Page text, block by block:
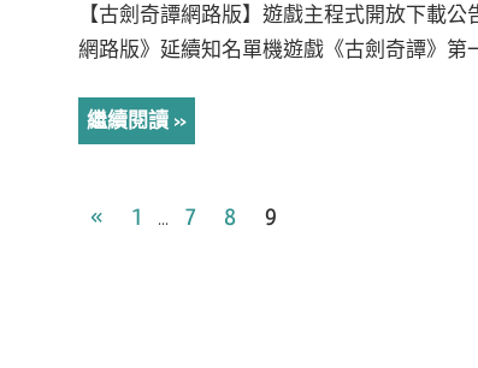
【古劍奇譚網路版】遊戲主程式開放下載
網路版》延續知名單機遊戲《古劍奇譚》第
繼續閱讀
文
«Previous
1 ... 7 8 9